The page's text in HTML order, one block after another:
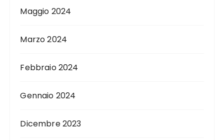
Maggio 2024
Marzo 2024
Febbraio 2024
Gennaio 2024
Dicembre 2023